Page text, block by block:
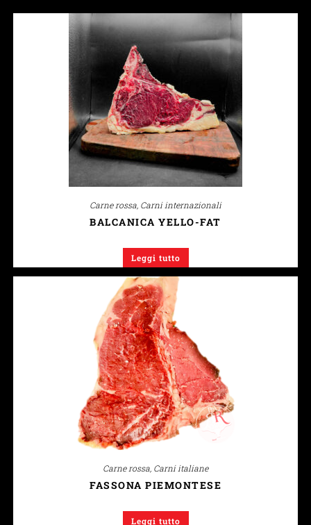
Carne rossa, Carni internazionali
BALCANICA YELLO-FAT
Leggi tutto
Carne rossa Carni italiane
FASSONA PIEMONTESE
Leggi tutto